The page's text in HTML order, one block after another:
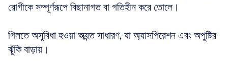
রোগীকে সম্পূর্ণরূপে বিছানাগত বা গতিহীন করে তোলে।
গিলতে অসুবিধা হওয়া অত্যন্ত সাধারণ, যা অ্যাসপিরেশন এবং অপুষ্টির
ঝুঁকি বাড়ায়।